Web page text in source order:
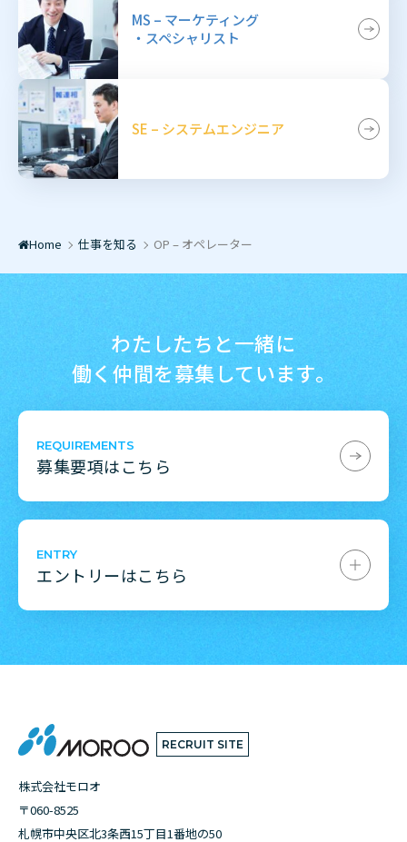
MS – マーケティング
・スペシャリスト
SE – システムエンジニア
Home /仕事を知る OP – オペレーター
わたしたちと一緒に
働く仲間を募集しています。
REQUIREMENTS
募集要項はこちら
ENTRY
エントリーはこちら
RECRUIT SITE
株式会社モロオ
〒060-8525
札幌市中央区北3条西15丁目1番地の50